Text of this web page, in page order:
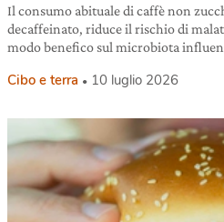
Il consumo abituale di caffè non
decaffeinato, riduce il rischio di
modo benefico sul microbiota
Cibo e terra 10 luglio 2026